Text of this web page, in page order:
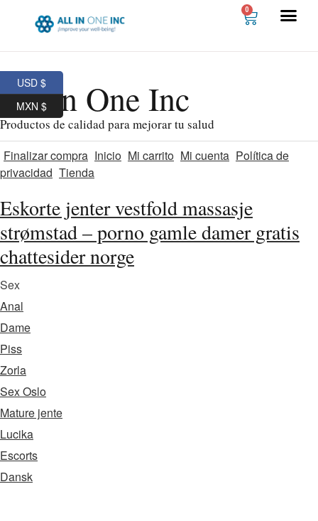
0
All In One Inc
Productos de calidad para mejorar tu salud
Finalizar compra Inicio Mi carrito Mi cuenta Política de
privacidad Tienda
Eskorte jenter vestfold massasje
strømstad – porno gamle damer gratis
chattesider norge
Sex
Anal
Dame
Piss
Zorla
Sex Oslo
Mature jente
Lucika
Escorts
Dansk
USD $
MXN $